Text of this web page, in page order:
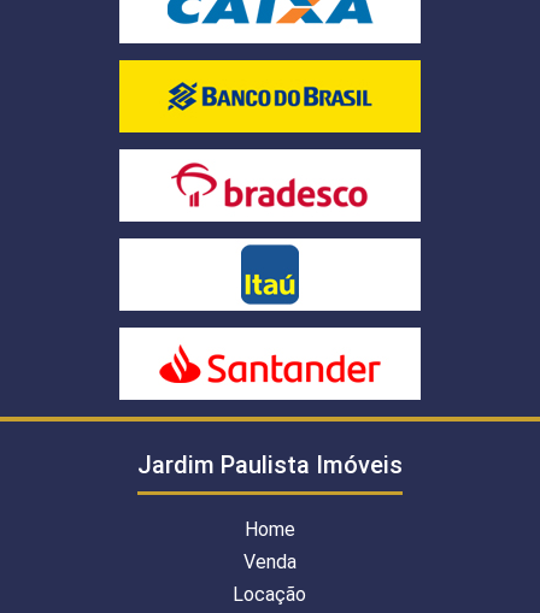
Jardim Paulista Imóveis
Home
Venda
Locação